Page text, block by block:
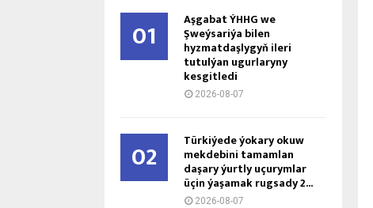
01 Aşgabat ÝHHG we
Şweýsariýa bilen
hyzmatdaşlygyň ileri
tutulýan ugurlaryny
kesgitledi
2026-08-07
02 Türkiýede ýokary okuw
mekdebini tamamlan
daşary ýurtly uçurymlar
üçin ýaşamak rugsady 2...
2026-08-07